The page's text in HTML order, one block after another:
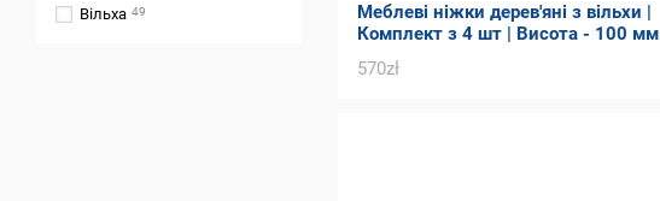
Меблеві ніжки дерев'яні з вільхи |
Комплект з 4 шт | Висота - 100 мм
Толщина - 75 мм
570zł
Вільха 49